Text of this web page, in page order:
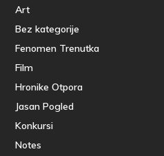
Art
Bez kategorije
Fenomen Trenutka
Film
Hronike Otpora
Jasan Pogled
Konkursi
Notes